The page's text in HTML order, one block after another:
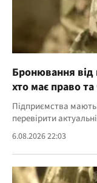
Бронювання від
хто має право
Підприємства мають
перевірити
6.08.2026 22:03